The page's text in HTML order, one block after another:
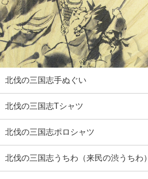
北伐の三国志手ぬぐい
北伐の三国志Tシャツ
北伐の三国志ポロシャツ
北伐の三国志うちわ（来民の渋うちわ）